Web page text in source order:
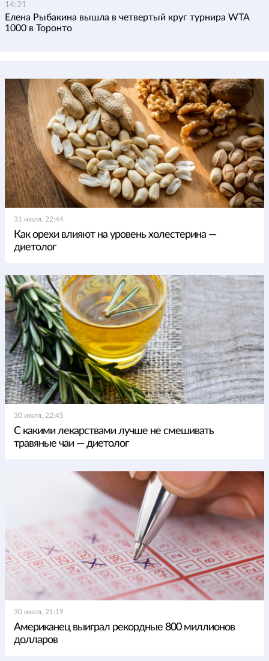
14:21
Елена Рыбакина вышла в четвертый круг турнира WTA
1000 в Торонто
31 июля, 22:44
Как орехи влияют на уровень холестерина —
диетолог
30 июля, 22:45
С какими лекарствами лучше не смешивать
травяные чаи — диетолог
30 июля, 21:19
Американец выиграл рекордные 800 миллионов
долларов